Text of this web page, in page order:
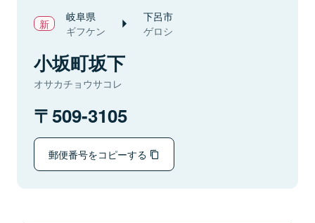
岐阜県
ギフケン
下呂市
ゲロシ
小坂町坂下
オサカチョウサコレ
509-3105
郵便番号をコピーする